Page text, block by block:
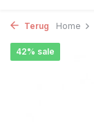
Terug Home
42% sale